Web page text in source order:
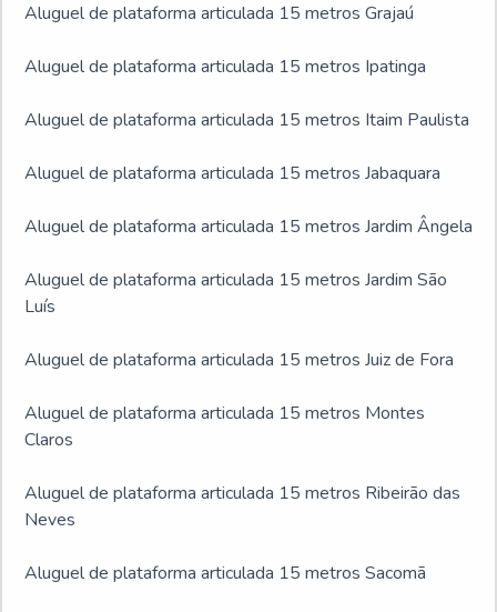
Aluguel de plataforma articulada 15 metros Grajaú
Aluguel de plataforma articulada 15 metros Ipatinga
Aluguel de plataforma articulada 15 metros Itaim Paulista
Aluguel de plataforma articulada 15 metros Jabaquara
Aluguel de plataforma articulada 15 metros Jardim Ângela
Aluguel de plataforma articulada 15 metros Jardim São
Luís
Aluguel de plataforma articulada 15 metros Juiz de Fora
Aluguel de plataforma articulada 15 metros Montes
Claros
Aluguel de plataforma articulada 15 metros Ribeirão das
Neves
Aluguel de plataforma articulada 15 metros Sacomã